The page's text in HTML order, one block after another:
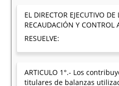
EL DIRECTOR EJECUTIVO
RECAUDACIÓN Y CONTROL
RESUELVE:
ARTICULO 1°.- Los
titulares de balanzas